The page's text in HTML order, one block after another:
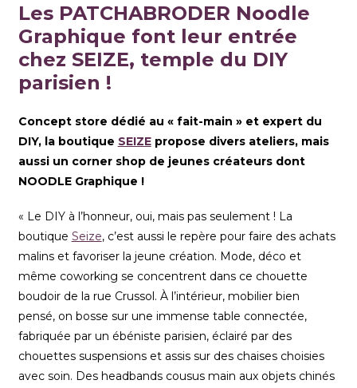
Les PATCHABRODER Noodle
Graphique font leur entrée
chez SEIZE, temple du DIY
parisien !
Concept store dédié au « fait-main » et expert du
DIY, la boutique SEIZEpropose divers ateliers, mais
aussi un corner shop de jeunes créateurs dont
NOODLE Graphique !
« Le DIY à l’honneur, oui, mais pas seulement ! La
boutique Seize, c’est aussi le repère pour faire des achats
malins et favoriser la jeune création. Mode, déco et
même coworking se concentrent dans ce chouette
boudoir de la rue Crussol. À l’intérieur, mobilier bien
pensé, on bosse sur une immense table connectée,
fabriquée par un ébéniste parisien, éclairé par des
chouettes suspensions et assis sur des chaises choisies
avec soin. Des headbands cousus main aux objets chinés